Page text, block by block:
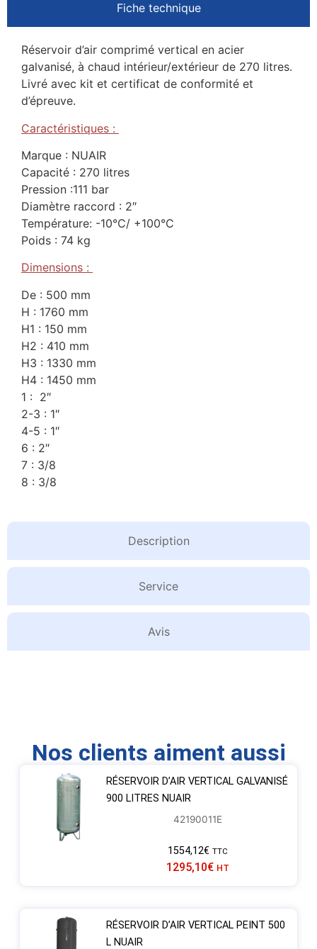
Fiche technique
Description
Service
Avis
Réservoir d’air comprimé vertical en acier
galvanisé, à chaud intérieur/extérieur de 270 litres.
Livré avec kit et certificat de conformité et
d’épreuve.
Caractéristiques :
Marque : NUAIR
Capacité : 270 litres
Pression :111 bar
Diamètre raccord : 2″
Température: -10°C/ +100°C
Poids : 74 kg
Dimensions :
De : 500 mm
H : 1760 mm
H1 : 150 mm
H2 : 410 mm
H3 : 1330 mm
H4 : 1450 mm
1 : 2″
2-3 : 1″
4-5 : 1″
6 : 2″
7 : 3/8
8 : 3/8
Nos clients aiment aussi
RÉSERVOIR D’AIR VERTICAL GALVANISÉ
900 LITRES NUAIR
42190011E
1554,12€ TTC
1295,10€ HT
RÉSERVOIR D’AIR VERTICAL PEINT 500
L NUAIR